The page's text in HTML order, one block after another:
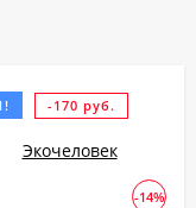
-14%
-170 руб.